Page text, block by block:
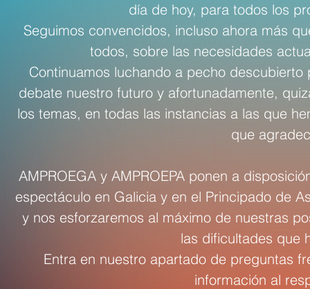
día de hoy, para todos los
Seguimos convencidos, incluso ahora más
todos, sobre las necesidades
Continuamos luchando a pecho
debate nuestro futuro y afortunadamente,
los temas, en todas las instancias a las que
que
AMPROEGA y AMPROEPA ponen a
espectáculo en Galicia y en el Principado de
y nos esforzaremos al máximo de nuestras
las dificultades que
Entra en nuestro apartado de preguntas
información al